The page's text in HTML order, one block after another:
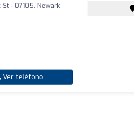
St - 07105, Newark
Ver teléfono